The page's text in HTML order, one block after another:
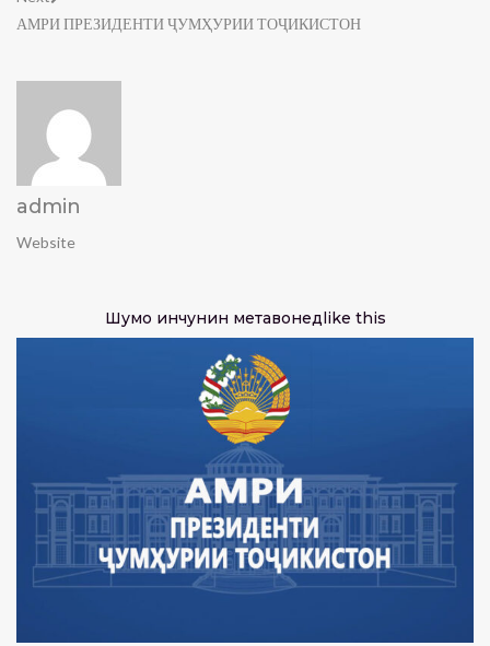
АМРИ ПРЕЗИДЕНТИ ҶУМҲУРИИ ТОҶИКИСТОН
admin
Website
Шумо инчунин метавонед like this